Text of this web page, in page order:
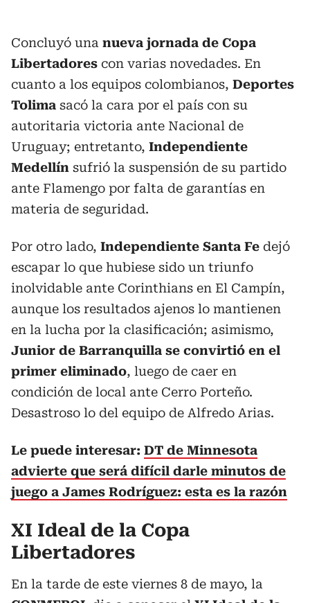
Concluyó una nueva jornada de Copa
Libertadores con varias novedades. En
cuanto a los equipos colombianos, Deportes
Tolima sacó la cara por el país con su
autoritaria victoria ante Nacional de
Uruguay; entretanto, Independiente
Medellín sufrió la suspensión de su partido
ante Flamengo por falta de garantías en
materia de seguridad.
Por otro lado, Independiente Santa Fe dejó
escapar lo que hubiese sido un triunfo
inolvidable ante Corinthians en El Campín,
aunque los resultados ajenos lo mantienen
en la lucha por la clasificación; asimismo,
Junior de Barranquilla se convirtió en el
primer eliminado, luego de caer en
condición de local ante Cerro Porteño.
Desastroso lo del equipo de Alfredo Arias.
Le puede interesar: DT de Minnesota
advierte que será difícil darle minutos de
juego a James Rodríguez: esta es la razón
XI Ideal de la Copa
Libertadores
En la tarde de este viernes 8 de mayo, la